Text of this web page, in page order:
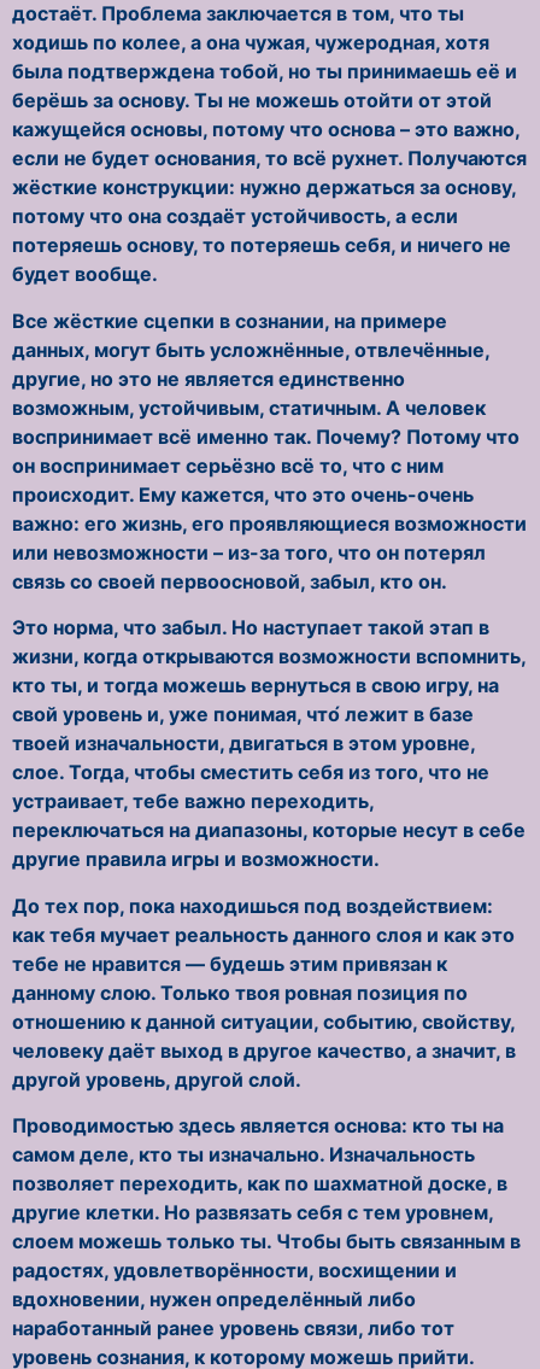
достаёт. Проблема заключается в том, что ты
ходишь по колее, а она чужая, чужеродная, хотя
была подтверждена тобой, но ты принимаешь её и
берёшь за основу. Ты не можешь отойти от этой
кажущейся основы, потому что основа – это важно,
если не будет основания, то всё рухнет. Получаются
жёсткие конструкции: нужно держаться за основу,
потому что она создаёт устойчивость, а если
потеряешь основу, то потеряешь себя, и ничего не
будет вообще.
Все жёсткие сцепки в сознании, на примере
данных, могут быть усложнённые, отвлечённые,
другие, но это не является единственно
возможным, устойчивым, статичным. А человек
воспринимает всё именно так. Почему? Потому что
он воспринимает серьёзно всё то, что с ним
происходит. Ему кажется, что это очень-очень
важно: его жизнь, его проявляющиеся возможности
или невозможности – из-за того, что он потерял
связь со своей первоосновой, забыл, кто он.
Это норма, что забыл. Но наступает такой этап в
жизни, когда открываются возможности вспомнить,
кто ты, и тогда можешь вернуться в свою игру, на
свой уровень и, уже понимая, что́ лежит в базе
твоей изначальности, двигаться в этом уровне,
слое. Тогда, чтобы сместить себя из того, что не
устраивает, тебе важно переходить,
переключаться на диапазоны, которые несут в себе
другие правила игры и возможности.
До тех пор, пока находишься под воздействием:
как тебя мучает реальность данного слоя и как это
тебе не нравится — будешь этим привязан к
данному слою. Только твоя ровная позиция по
отношению к данной ситуации, событию, свойству,
человеку даёт выход в другое качество, а значит, в
другой уровень, другой слой.
Проводимостью здесь является основа: кто ты на
самом деле, кто ты изначально. Изначальность
позволяет переходить, как по шахматной доске, в
другие клетки. Но развязать себя с тем уровнем,
слоем можешь только ты. Чтобы быть связанным в
радостях, удовлетворённости, восхищении и
вдохновении, нужен определённый либо
наработанный ранее уровень связи, либо тот
уровень сознания, к которому можешь прийти.